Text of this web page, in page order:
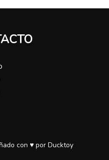
con ♥ por Ducktoy